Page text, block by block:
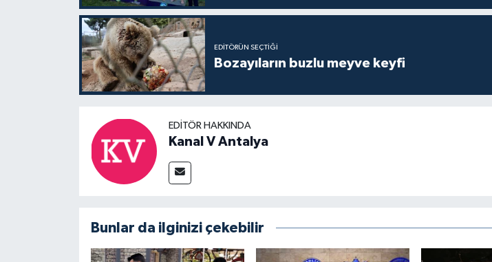
EDITÖRÜN SEÇTIĞI
Bozayıların buzlu meyve keyfi
EDITÖR HAKKINDA
Kanal V Antalya
Bunlar da ilginizi çekebilir